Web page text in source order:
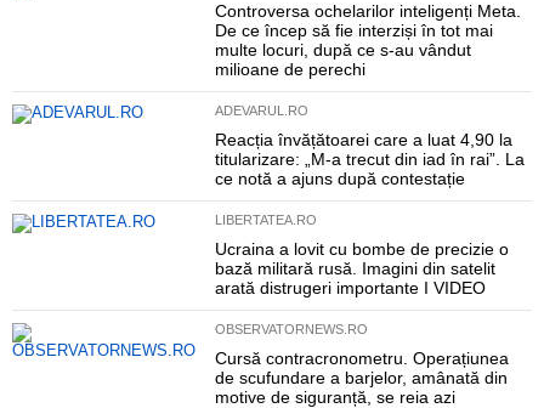
Controversa ochelarilor inteligenți Meta.
De ce încep să fie interziși în tot mai
multe locuri, după ce s-au vândut
milioane de perechi
ADEVARUL.RO
Reacția învățătoarei care a luat 4,90 la
titularizare: „M-a trecut din iad în rai”. La
ce notă a ajuns după contestație
LIBERTATEA.RO
Ucraina a lovit cu bombe de precizie o
bază militară rusă. Imagini din satelit
arată distrugeri importante I VIDEO
OBSERVATORNEWS.RO
Cursă contracronometru. Operațiunea
de scufundare a barjelor, amânată din
motive de siguranță, se reia azi